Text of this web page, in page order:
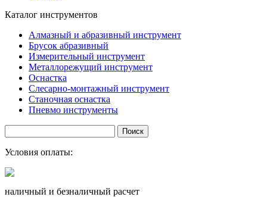
Каталог инструментов
Алмазный и абразивный инструмент
Брусок абразивный
Измерительный инструмент
Металлорежущий инструмент
Оснастка
Слесарно-монтажный инструмент
Станочная оснастка
Пневмо инструменты
Условия оплаты:
наличный и безналичный расчет